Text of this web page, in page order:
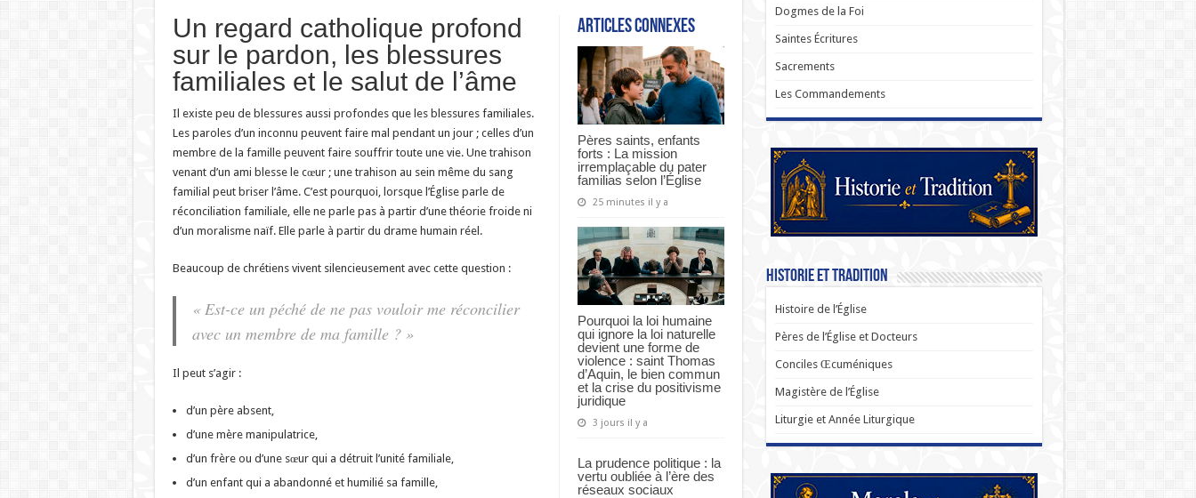
Articles connexes
Pères saints, enfants
forts : La mission
irremplaçable du pater
familias selon l’Église
25 minutes il y a
Pourquoi la loi humaine
qui ignore la loi naturelle
devient une forme de
violence : saint Thomas
d’Aquin, le bien commun
et la crise du positivisme
juridique
3 jours il y a
La prudence politique : la
vertu oubliée à l’ère des
réseaux sociaux
Un regard catholique profond
sur le pardon, les blessures
familiales et le salut de l’âme
Il existe peu de blessures aussi profondes que les blessures familiales.
Les paroles d’un inconnu peuvent faire mal pendant un jour ; celles d’un
membre de la famille peuvent faire souffrir toute une vie. Une trahison
venant d’un ami blesse le cœur ; une trahison au sein même du sang
familial peut briser l’âme. C’est pourquoi, lorsque l’Église parle de
réconciliation familiale, elle ne parle pas à partir d’une théorie froide ni
d’un moralisme naïf. Elle parle à partir du drame humain réel.
Beaucoup de chrétiens vivent silencieusement avec cette question :
« Est-ce un péché de ne pas vouloir me réconcilier
avec un membre de ma famille ? »
Il peut s’agir :
d’un père absent,
d’une mère manipulatrice,
d’un frère ou d’une sœur qui a détruit l’unité familiale,
d’un enfant qui a abandonné et humilié sa famille,
Dogmes de la Foi
Saintes Écritures
Sacrements
Les Commandements
Historie et Tradition
Histoire de l’Église
Pères de l’Église et Docteurs
Conciles Œcuméniques
Magistère de l’Église
Liturgie et Année Liturgique